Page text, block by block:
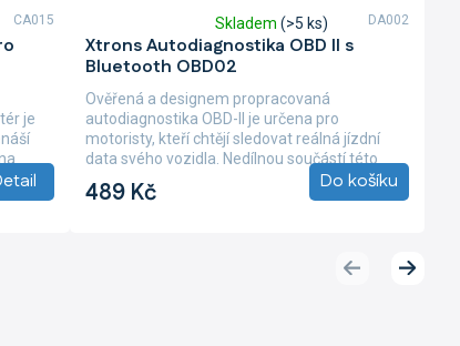
je
CA015
Xtrons Autodiagnostika OBD II s
Bluetooth OBD02
hodnocení
produktu
je
5,0
z
5
Skladem (>5 ks)
489 Kč Do košíku
Ověřená a designem propracovaná
autodiagnostika OBD-II je určena pro
motoristy, kteří chtějí sledovat reálná jízdní
data svého vozidla. Nedílnou součástí této
propracované...
DA002
PředchozíDalší